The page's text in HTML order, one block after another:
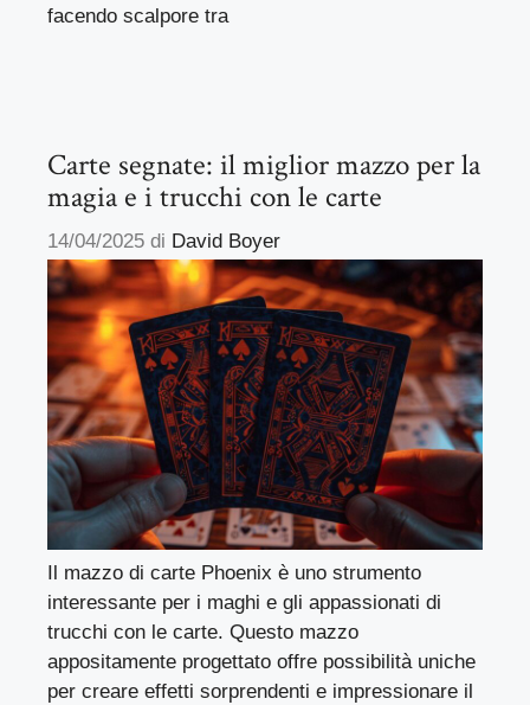
facendo scalpore tra
Carte segnate: il miglior mazzo per la
magia e i trucchi con le carte
14/04/2025 di David Boyer
Il mazzo di carte Phoenix è uno strumento
interessante per i maghi e gli appassionati di
trucchi con le carte. Questo mazzo
appositamente progettato offre possibilità uniche
per creare effetti sorprendenti e impressionare il